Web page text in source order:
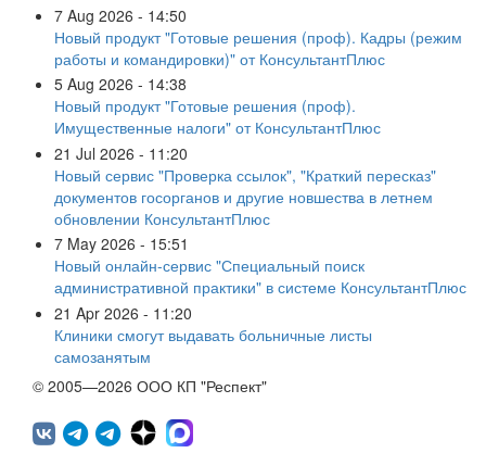
7 Aug 2026 - 14:50
Новый продукт "Готовые решения (проф). Кадры (режим
работы и командировки)" от КонсультантПлюс
5 Aug 2026 - 14:38
Новый продукт "Готовые решения (проф).
Имущественные налоги" от КонсультантПлюс
21 Jul 2026 - 11:20
Новый сервис "Проверка ссылок", "Краткий пересказ"
документов госорганов и другие новшества в летнем
обновлении КонсультантПлюс
7 May 2026 - 15:51
Новый онлайн-сервис "Специальный поиск
административной практики" в системе КонсультантПлюс
21 Apr 2026 - 11:20
Клиники смогут выдавать больничные листы
самозанятым
© 2005—2026 ООО КП "Респект"